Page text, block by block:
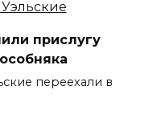
прислугу
переехали в